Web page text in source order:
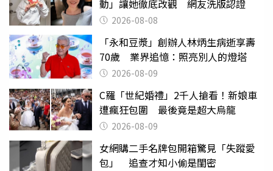
動」讓她徹底改觀 網友洗版認證
2026-08-08
「永和豆漿」創辦人林炳生病逝享壽
70歲 業界追憶：照亮別人的燈塔
2026-08-09
C羅「世紀婚禮」2千人搶看！新娘車
遭瘋狂包圍 最後竟是超大烏龍
2026-08-09
女網購二手名牌包開箱驚見「失蹤愛
包」 追查才知小偷是閨密